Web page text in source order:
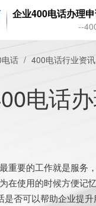
企业400电话办理
--
话 400电话行业资讯
电话
要的工作就是服务，
在使用的时候方便记
是否可以帮助企业提